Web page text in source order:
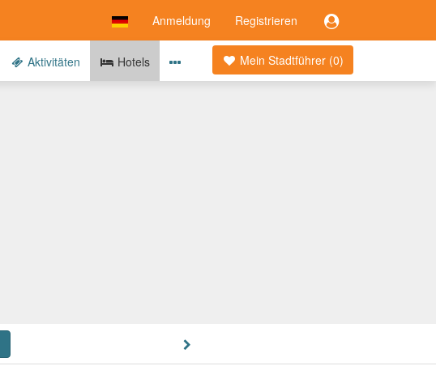
Anmeldung Registrieren
Mein Stadtführer (0)
Aktivitäten Hotels